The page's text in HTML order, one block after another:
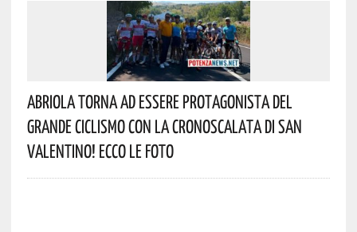
Abriola Torna Ad Essere Protagonista Del
Grande Ciclismo Con La Cronoscalata Di San
Valentino! Ecco Le Foto